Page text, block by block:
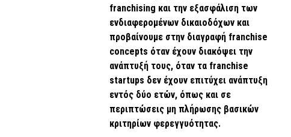
franchising και την εξασφάλιση των
ενδιαφερομένων δικαιοδόχων και
προβαίνουμε στην διαγραφή franchise
concepts όταν έχουν διακόψει την
ανάπτυξή τους, όταν τα franchise
startups δεν έχουν επιτύχει ανάπτυξη
εντός δύο ετών, όπως και σε
περιπτώσεις μη πλήρωσης βασικών
κριτηρίων φερεγγυότητας.